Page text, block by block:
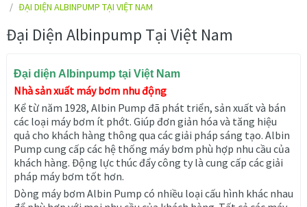
ĐẠI DIỆN ALBINPUMP TẠI VIỆT NAM
Đại Diện Albinpump Tại Việt Nam
Đại diện Albinpump tại Việt Nam
Nhà sản xuất máy bơm nhu động
Kể từ năm 1928, Albin Pump đã phát triển, sản xuất và bán
các loại máy bơm ít phớt. Giúp đơn giản hóa và tăng hiệu
quả cho khách hàng thông qua các giải pháp sáng tạo. Albin
Pump cung cấp các hệ thống máy bơm phù hợp nhu cầu của
khách hàng. Động lực thúc đẩy công ty là cung cấp các giải
pháp máy bơm tốt hơn.
Dòng máy bơm Albin Pump có nhiều loại cấu hình khác nhau